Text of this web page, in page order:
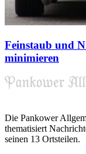
Feinstaub und
minimieren
Die Pankower
thematisiert
seinen 13 Ortsteilen.